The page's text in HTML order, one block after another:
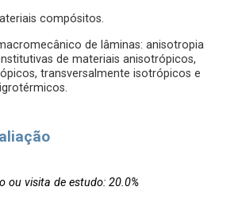
compósitos.
de lâminas: anisotropia
de materiais anisotrópicos,
transversalmente isotrópicos e
ou visita de estudo: 20.0%